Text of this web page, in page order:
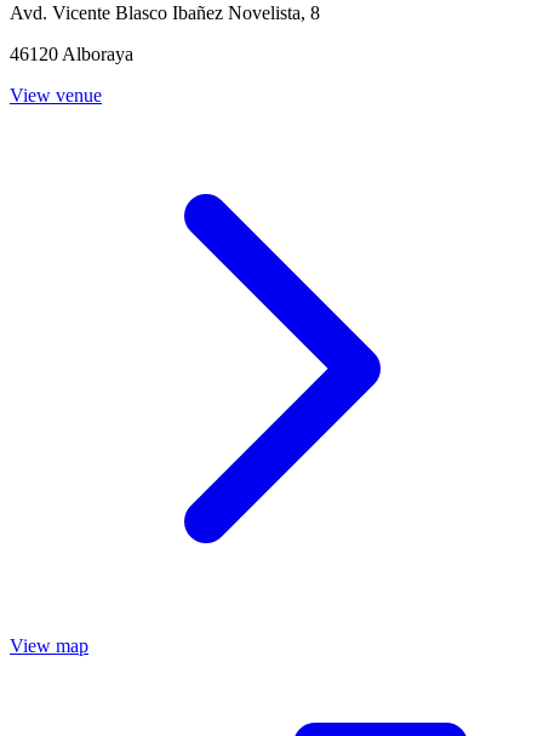
Avd. Vicente Blasco Ibañez Novelista, 8
46120 Alboraya
View venue
View map